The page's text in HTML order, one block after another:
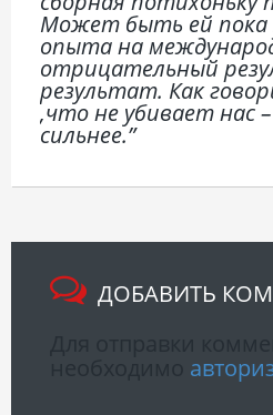
Может быть ей пока
опыта на
отрицательный
результат. Как
,что не убивает нас
сильнее.”
ДОБАВИТЬ